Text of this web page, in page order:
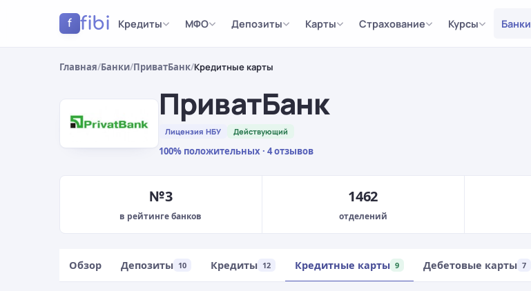
f fibi Кредиты МФО Депозиты Карты Страхование Курсы Банки
Главная/Банки/ПриватБанк/Кредитные карты
ПриватБанк
Лицензия НБУ Действующий
100% положительных · 4 отзывов
№3
в рейтинге банков
1462
отделений
Обзор Депозиты 10 Кредиты 12 Кредитные карты 9 Дебетовые карты 7